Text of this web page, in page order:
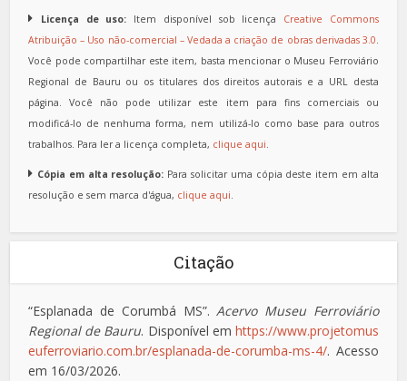
Licença de uso: Item disponível sob licença Creative Commons
Atribuição – Uso não-comercial – Vedada a criação de obras derivadas 3.0.
Você pode compartilhar este item, basta mencionar o Museu Ferroviário
Regional de Bauru ou os titulares dos direitos autorais e a URL desta
página. Você não pode utilizar este item para fins comerciais ou
modificá-lo de nenhuma forma, nem utilizá-lo como base para outros
trabalhos. Para ler a licença completa, clique aqui.
Cópia em alta resolução: Para solicitar uma cópia deste item em alta
resolução e sem marca d'água, clique aqui.
Citação
“Esplanada de Corumbá MS”.Acervo Museu Ferroviário
Regional de Bauru. Disponível em https://www.projetomus
euferroviario.com.br/esplanada-de-corumba-ms-4/. Acesso
em 16/03/2026.